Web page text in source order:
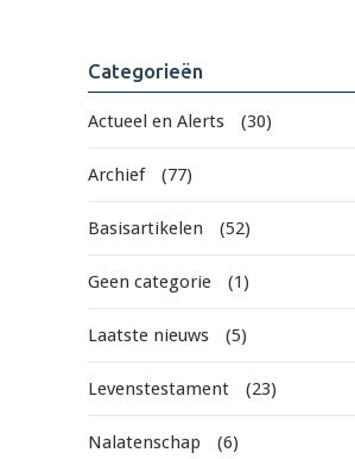
Categorieën
Actueel en Alerts (30)
Archief (77)
Basisartikelen (52)
Geen categorie (1)
Laatste nieuws (5)
Levenstestament (23)
Nalatenschap (6)